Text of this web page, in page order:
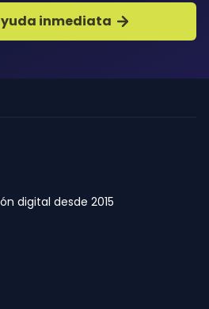
inmediata
digital desde 2015